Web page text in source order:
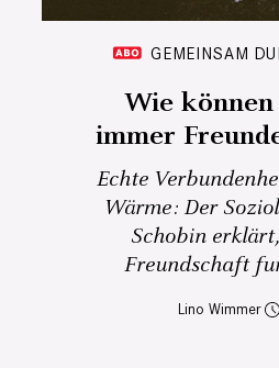
GEMEINSAM
Wie
immer
Echte
Wärme: Der
Schobin
Freundschaft
Lino Wimmer